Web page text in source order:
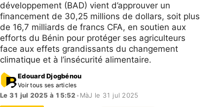
développement (BAD) vient d’approuver un
financement de 30,25 millions de dollars, soit plus
de 16,7 milliards de francs CFA, en soutien aux
efforts du Bénin pour protéger ses agriculteurs
face aux effets grandissants du changement
climatique et à l’insécurité alimentaire.
Edouard Djogbénou
Voir tous ses articles
Le 31 jul 2025 à 15:52 • MàJ le 31 jul 2025